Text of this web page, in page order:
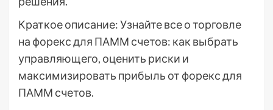
Краткое описание: Узнайте все о торговле
на форекс для ПАММ счетов: как выбрать
управляющего, оценить риски и
максимизировать прибыль от форекс для
ПАММ счетов.